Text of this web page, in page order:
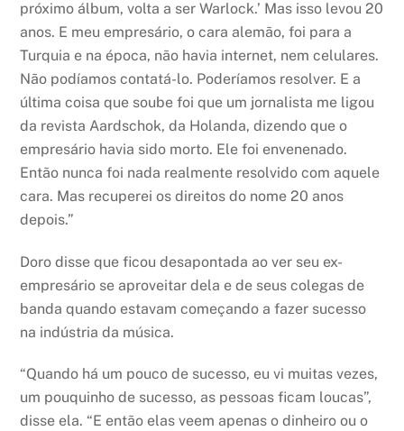
próximo álbum, volta a ser Warlock.’ Mas isso levou 20
anos. E meu empresário, o cara alemão, foi para a
Turquia e na época, não havia internet, nem celulares.
Não podíamos contatá-lo. Poderíamos resolver. E a
última coisa que soube foi que um jornalista me ligou
da revista Aardschok, da Holanda, dizendo que o
empresário havia sido morto. Ele foi envenenado.
Então nunca foi nada realmente resolvido com aquele
cara. Mas recuperei os direitos do nome 20 anos
depois.”
Doro disse que ficou desapontada ao ver seu ex-
empresário se aproveitar dela e de seus colegas de
banda quando estavam começando a fazer sucesso
na indústria da música.
“Quando há um pouco de sucesso, eu vi muitas vezes,
um pouquinho de sucesso, as pessoas ficam loucas”,
disse ela. “E então elas veem apenas o dinheiro ou o